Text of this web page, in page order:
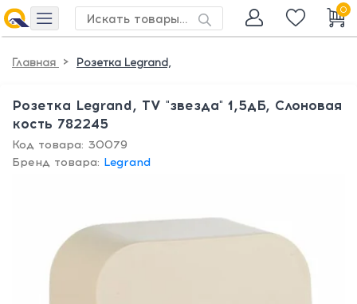
0
Главная > Розетка Legrand,
Розетка Legrand, TV "звезда" 1,5дБ, Слоновая
кость 782245
Код товара: 30079
Бренд товара: Legrand